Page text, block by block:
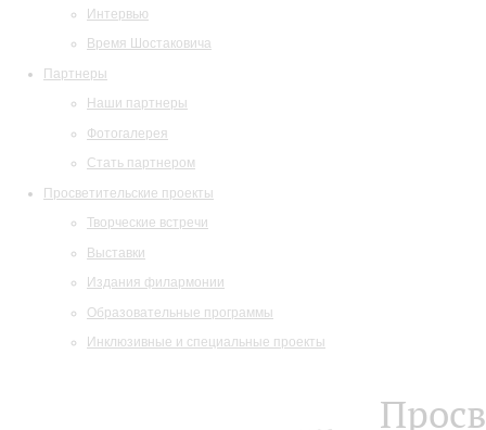
Интервью
Время Шостаковича
Партнеры
Наши партнеры
Фотогалерея
Стать партнером
Просветительские проекты
Творческие встречи
Выставки
Издания филармонии
Образовательные программы
Инклюзивные и специальные проекты